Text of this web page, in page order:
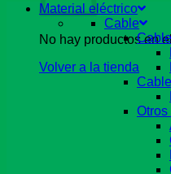
No hay productos en
Volver a la tienda
Material eléctrico
Cable